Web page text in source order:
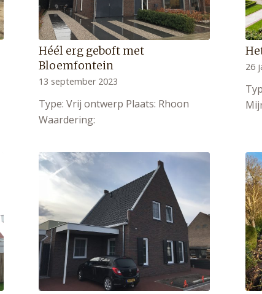
Héél erg geboft met
Bloemfontein
13 september 2023
Type: Vrij ontwerp Plaats: Rhoon
Waardering:
26